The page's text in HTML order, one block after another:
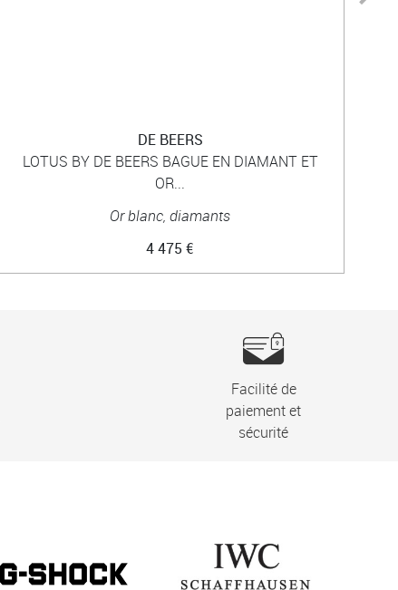
DE BEERS
LOTUS BY DE BEERS BAGUE EN DIAMANT ET
OR...
Or blanc, diamants
4 475 €
Facilité de
paiement et
sécurité